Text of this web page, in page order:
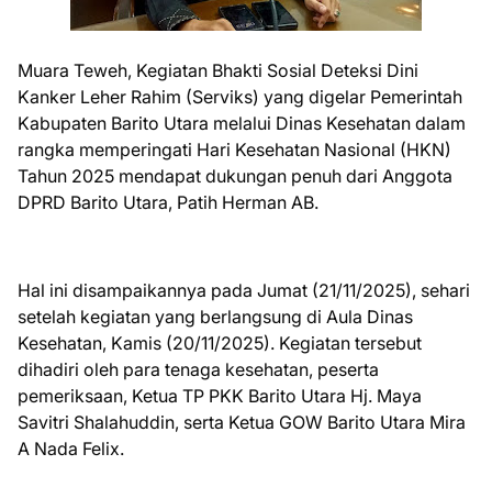
Muara Teweh, Kegiatan Bhakti Sosial Deteksi Dini
Kanker Leher Rahim (Serviks) yang digelar Pemerintah
Kabupaten Barito Utara melalui Dinas Kesehatan dalam
rangka memperingati Hari Kesehatan Nasional (HKN)
Tahun 2025 mendapat dukungan penuh dari Anggota
DPRD Barito Utara, Patih Herman AB.
Hal ini disampaikannya pada Jumat (21/11/2025), sehari
setelah kegiatan yang berlangsung di Aula Dinas
Kesehatan, Kamis (20/11/2025). Kegiatan tersebut
dihadiri oleh para tenaga kesehatan, peserta
pemeriksaan, Ketua TP PKK Barito Utara Hj. Maya
Savitri Shalahuddin, serta Ketua GOW Barito Utara Mira
A Nada Felix.